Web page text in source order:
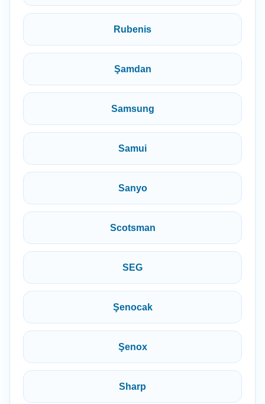
Rubenis
Şamdan
Samsung
Samui
Sanyo
Scotsman
SEG
Şenocak
Şenox
Sharp